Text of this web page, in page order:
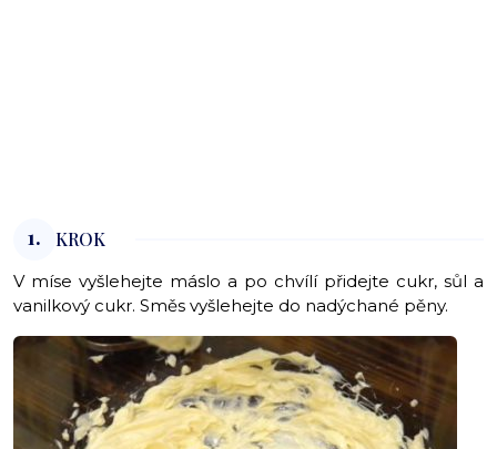
1. KROK
V míse vyšlehejte máslo a po chvílí přidejte cukr, sůl a
vanilkový cukr. Směs vyšlehejte do nadýchané pěny.